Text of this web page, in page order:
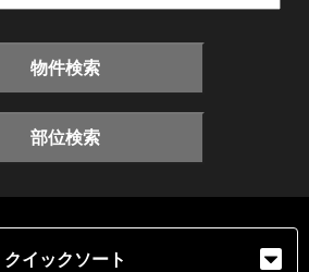
物件検索
部位検索
クイックソート